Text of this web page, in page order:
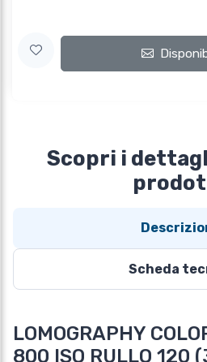
Scopri i
Scheda
LOMOGRAPHY
800 ISO RULLO 120